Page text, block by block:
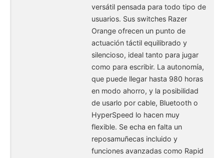
versátil pensada para todo tipo de
usuarios. Sus switches Razer
Orange ofrecen un punto de
actuación táctil equilibrado y
silencioso, ideal tanto para jugar
como para escribir. La autonomía,
que puede llegar hasta 980 horas
en modo ahorro, y la posibilidad
de usarlo por cable, Bluetooth o
HyperSpeed lo hacen muy
flexible. Se echa en falta un
reposamuñecas incluido y
funciones avanzadas como Rapid